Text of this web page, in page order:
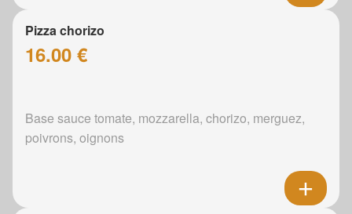
Pizza chorizo
16.00 €
Base sauce tomate, mozzarella, chorizo, merguez,
poivrons, oignons